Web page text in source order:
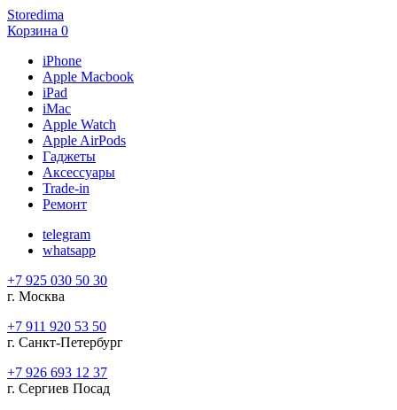
Storedima
Корзина 0
iPhone
Apple Macbook
iPad
iMac
Apple Watch
Apple AirPods
Гаджеты
Аксессуары
Trade-in
Ремонт
telegram
whatsapp
+7 925 030 50 30
г. Москва
+7 911 920 53 50
г. Санкт-Петербург
+7 926 693 12 37
г. Сергиев Посад